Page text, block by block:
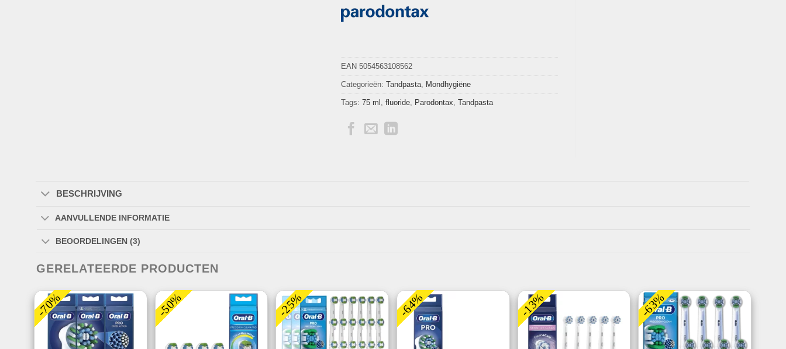
EAN 5054563108562
Categorieën: Tandpasta, Mondhygiëne
Tags: 75 ml , fluoride, Parodontax, Tandpasta
BESCHRIJVING
AANVULLENDE INFORMATIE
BEOORDELINGEN (3)
GERELATEERDE PRODUCTEN
-70% -50% -25% -64% -13% -63%